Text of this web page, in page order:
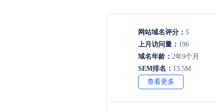
网站域名评分： 5
上月访问量： 196
域名年龄： 2年9个月
SEM排名： 13.5M
查看更多